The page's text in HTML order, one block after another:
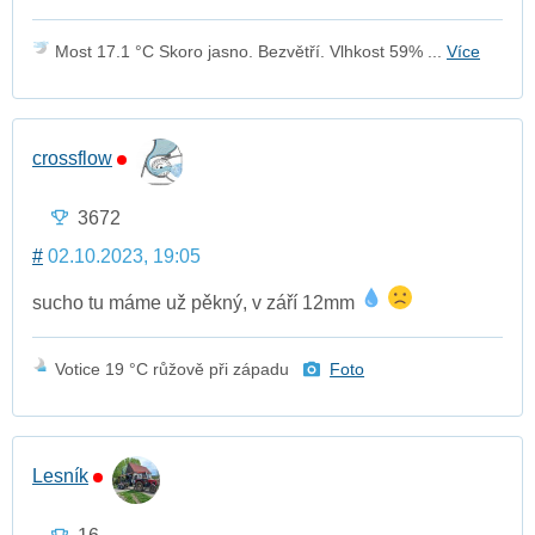
Most 17.1 °C Skoro jasno. Bezvětří. Vlhkost 59% ... Více
crossflow
3672
# 02.10.2023, 19:05
sucho tu máme už pěkný, v září 12mm
Votice 19 °C růžově při západu Foto
Lesník